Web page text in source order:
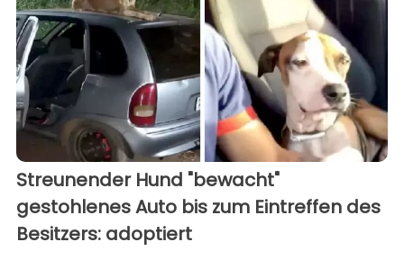
Streunender Hund "bewacht"
gestohlenes Auto bis zum Eintreffen des
Besitzers: adoptiert